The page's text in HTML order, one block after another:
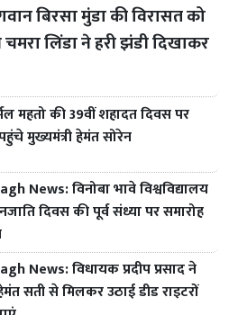
बिरसा मुंडा की विरासत को
चमरा लिंडा ने हरी झंडी दिखाकर
महतो की 39वीं शहादत दिवस पर
मुख्यमंत्री हेमंत सोरेन
News: विनोबा भावे विश्वविद्यालय
दिवस की पूर्व संध्या पर समारोह
News: विधायक प्रदीप प्रसाद ने
सती से मिलकर उठाई डीड राइटरों